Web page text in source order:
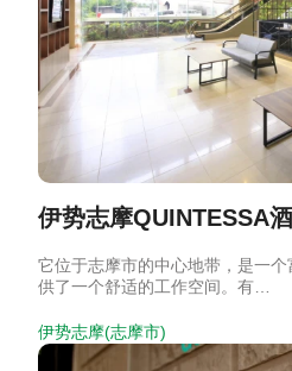
伊势志摩QUINTESSA
它位于志摩市的中心地带，是一
供了一个舒适的工作空间。有…
伊势志摩(志摩市)